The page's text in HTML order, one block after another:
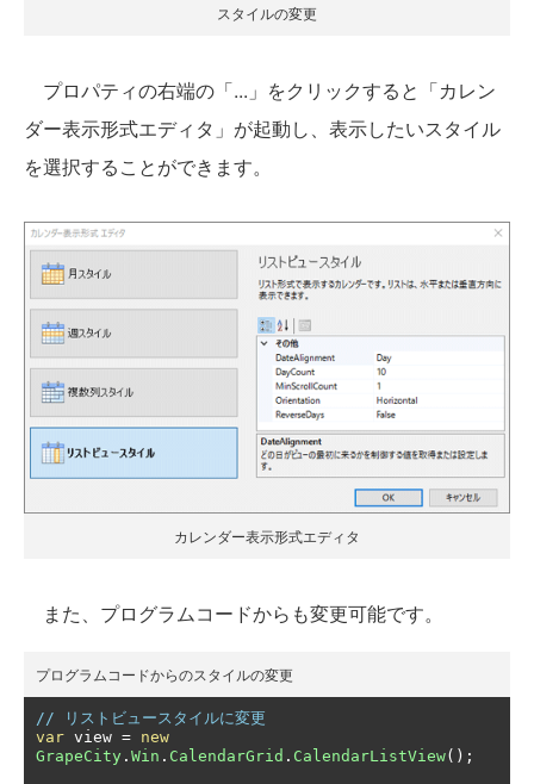
スタイルの変更
プロパティの右端の「...」をクリックすると「カレン
ダー表示形式エディタ」が起動し、表示したいスタイル
を選択することができます。
カレンダー表示形式エディタ
また、プログラムコードからも変更可能です。
プログラムコードからのスタイルの変更
// リストビュースタイルに変更
var view = new
GrapeCity . Win . CalendarGrid . CalendarListView();